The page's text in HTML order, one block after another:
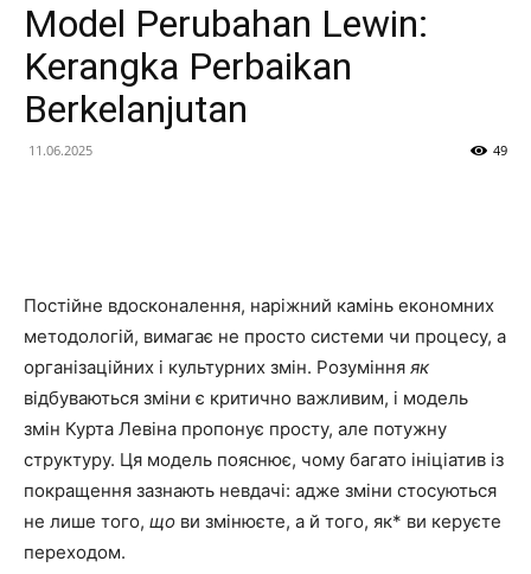
Технології,
поради
для
Model Perubahan Lewin:
Kerangka Perbaikan
Berkelanjutan
11.06.2025 49
Постійне вдосконалення, наріжний камінь економних
методологій, вимагає не просто системи чи процесу, а
організаційних і культурних змін. Розуміння як
відбуваються зміни є критично важливим, і модель
змін Курта Левіна пропонує просту, але потужну
структуру. Ця модель пояснює, чому багато ініціатив із
покращення зазнають невдачі: адже зміни стосуються
не лише того, що ви змінюєте, а й того, як* ви керуєте
переходом.